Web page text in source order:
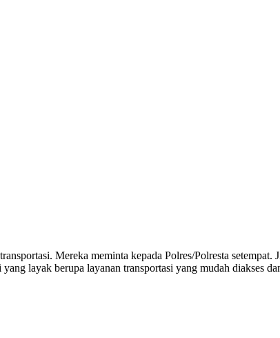
Mereka meminta kepada Polres/Polresta
layak berupa layanan transportasi yang mudah diakses